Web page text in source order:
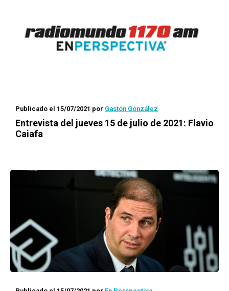
Publicado el 15/07/2021 por Gastón González
Entrevista del jueves 15 de julio de 2021: Flavio
Caiafa